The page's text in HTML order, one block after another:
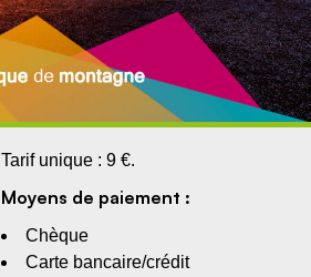
Tarif unique : 9 €.
Moyens de paiement :
Chèque
Carte bancaire/crédit